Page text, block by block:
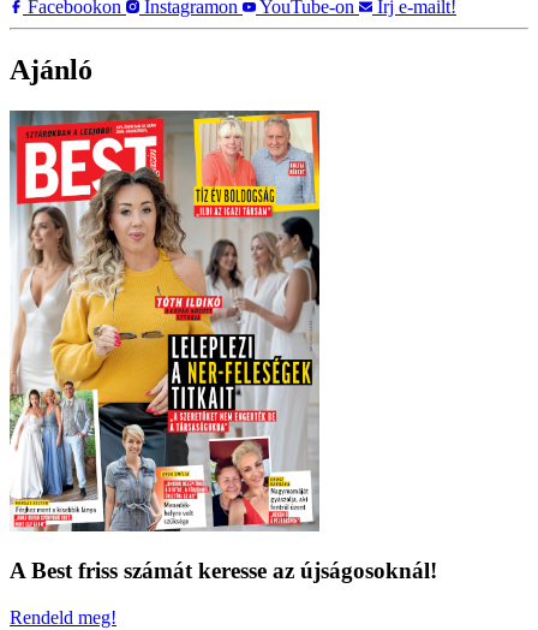
Facebookon
Instagramon YouTube-on Írj e-mailt!
Ajánló
A Best friss számát keresse az újságosoknál!
Rendeld meg!